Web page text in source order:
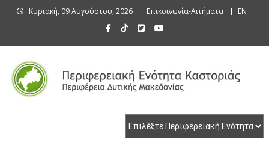
Κυριακή, 09 Αυγούστου, 2026 Επικοινωνία-Αιτήματα EN